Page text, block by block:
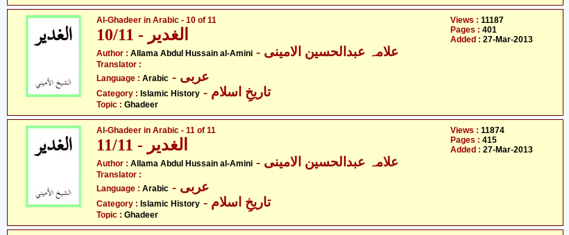
Al-Ghadeer in Arabic - 10 of 11
10/11 - الغدیر
Author : Allama Abdul Hussain al-Amini - علامہ عبدالحسین الامینی
Translator :
Language : Arabic - عربی
Category : Islamic History - تاریخِ اسلام
Topic : Ghadeer
Views : 11187
Pages : 401
Added : 27-Mar-2013
Al-Ghadeer in Arabic - 11 of 11
11/11 - الغدیر
Author : Allama Abdul Hussain al-Amini - علامہ عبدالحسین الامینی
Translator :
Language : Arabic - عربی
Category : Islamic History - تاریخِ اسلام
Topic : Ghadeer
Views : 11874
Pages : 415
Added : 27-Mar-2013